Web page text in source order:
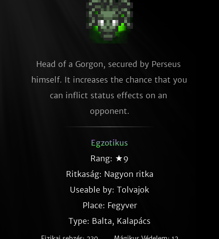
Head of a Gorgon, secured by Perseus
himself. It increases the chance that you
can inflict status effects on an
opponent.
Egzotikus
Rang: ★9
Ritkaság: Nagyon ritka
Useable by: Tolvajok
Place: Fegyver
Type: Balta, Kalapács